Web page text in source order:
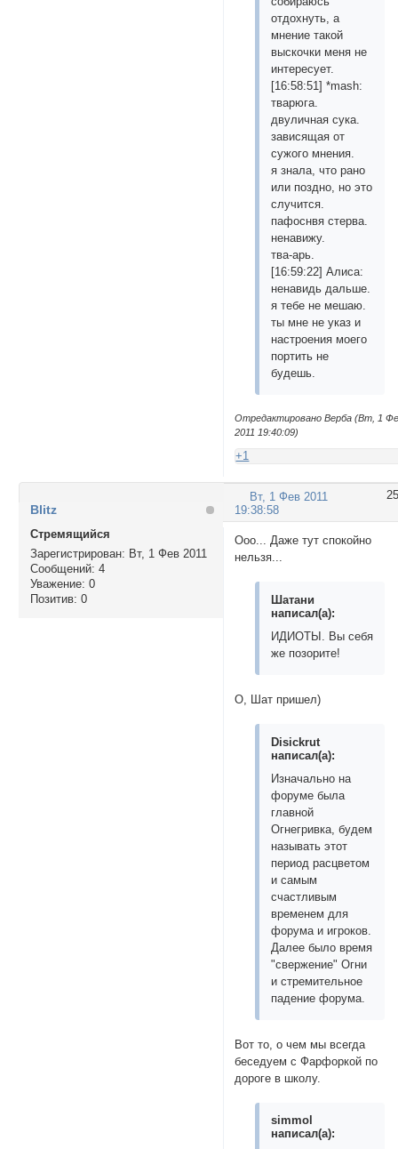
отдохнуть, а
мнение такой
выскочки меня не
интересует.
[16:58:51] *mash:
тварюга.
двуличная сука.
зависящая от
сужого мнения.
я знала, что рано
или поздно, но это
случится.
пафоснвя стерва.
ненавижу.
тва-арь.
[16:59:22] Алиса:
ненавидь дальше.
я тебе не мешаю.
ты мне не указ и
настроения моего
портить не
будешь.
Отредактировано Верба (Вт, 1
2011 19:40:09)
+1
25
Вт, 1 Фев 2011
19:38:58
Blitz
Стремящийся
Зарегистрирован: Вт, 1 Фев 2011
Сообщений: 4
Уважение: 0
Позитив: 0
Ооо... Даже тут спокойно
нельзя...
Шатани
написал(а):
ИДИОТЫ. Вы себя
же позорите!
О, Шат пришел)
Disickrut
написал(а):
Изначально на
форуме была
главной
Огнегривка, будем
называть этот
период расцветом
и самым
счастливым
временем для
форума и игроков.
Далее было время
"свержение" Огни
и стремительное
падение форума.
Вот то, о чем мы всегда
беседуем с Фарфоркой по
дороге в школу.
simmol
написал(а):